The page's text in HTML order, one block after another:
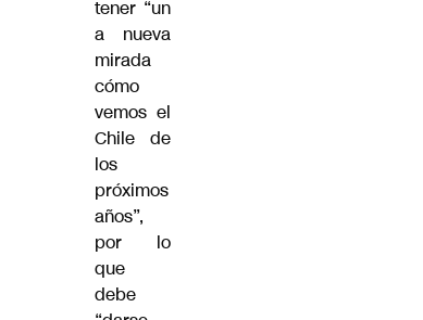
tener “un
a nueva
mirada
cómo
vemos el
Chile de
los
próximos
años”,
por lo
que
debe